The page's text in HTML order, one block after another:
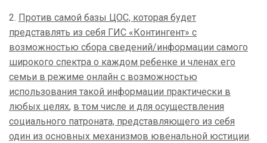
2. Против самой базы ЦОС, которая будет
представлять из себя ГИС «Контингент» с
возможностью сбора сведений/информации самого
широкого спектра о каждом ребенке и членах его
семьи в режиме онлайн с возможностью
использования такой информации практически в
любых целях, в том числе и для осуществления
социального патроната, представляющего из себя
один из основных механизмов ювенальной юстиции.